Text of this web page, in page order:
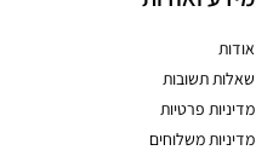
אודות
שאלות תשובות
מדיניות פרטיות
מדיניות משלוחים